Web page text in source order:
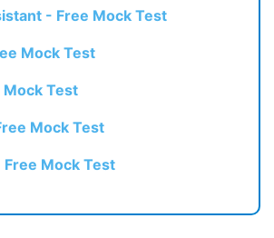
- Free Mock Test
Mock Test
Mock Test
Mock Test
Free Mock Test